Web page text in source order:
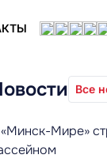
Все
Мире»